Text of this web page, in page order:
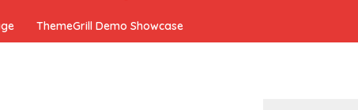
ThemeGrill Demo Showcase